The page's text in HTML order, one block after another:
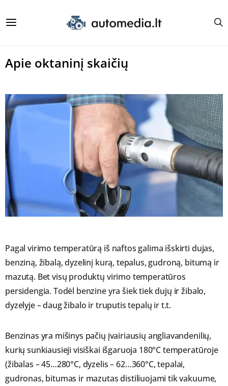
Apie oktaninį skaičių
Pagal virimo temperatūrą iš naftos galima išskirti dujas,
benziną, žibalą, dyzelinį kurą, tepalus, gudroną, bitumą ir
mazutą. Bet visų produktų virimo temperatūros
persidengia. Todėl benzine yra šiek tiek dujų ir žibalo,
dyzelyje – daug žibalo ir truputis tepalų ir t.t.
Benzinas yra mišinys pačių įvairiausių angliavandenilių,
kurių sunkiausieji visiškai išgaruoja 180°C temperatūroje
(žibalas – 45…280°C, dyzelis – 62…360°C, tepalai,
gudronas, bitumas ir mazutas distiliuojami tik vakuume,